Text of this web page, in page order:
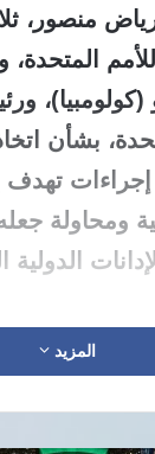
رياض منصور،
للأمم
(كولومبيا)،
بشأن
إجراءات
ومحاولة
الدولية
السياق ذاته
المزيد